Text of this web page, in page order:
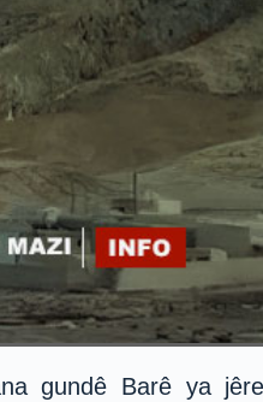
gundê Barê ya